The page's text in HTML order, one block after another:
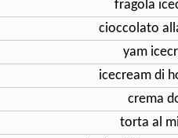
fragola
cioccolato
yam
icecream di
crema
torta al